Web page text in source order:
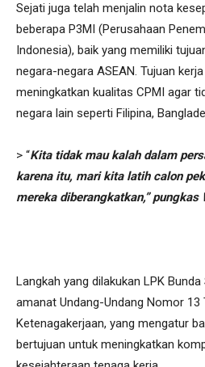
Sejati juga telah menjalin nota
beberapa P3MI (Perusahaan
Indonesia), baik yang memiliki
negara-negara ASEAN. Tujuan
meningkatkan kualitas CPMI agar
negara lain seperti Filipina,
> “Kita tidak mau kalah dalam
karena itu, mari kita latih calon
mereka diberangkatkan,” pungkas
Langkah yang dilakukan LPK
amanat Undang-Undang Nomor 13
Ketenagakerjaan, yang mengatur
bertujuan untuk meningkatkan